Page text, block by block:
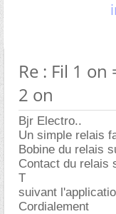
Re : Fil 1
2 on
Bjr Electro..
Un simple relais
Bobine du relais
Contact du relais
T
suivant
Cordialement